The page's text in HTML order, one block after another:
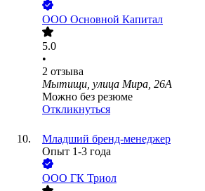
ООО Основной Капитал
5.0
•
2 отзыва
Мытищи, улица Мира, 26А
Можно без резюме
Откликнуться
Младший бренд-менеджер
Опыт 1-3 года
ООО ГК Триол